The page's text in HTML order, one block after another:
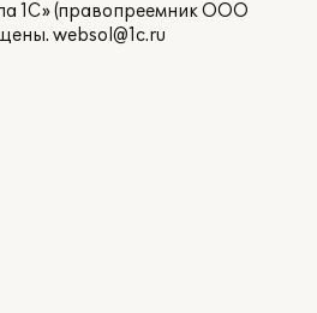
1С» (правопреемник ООО
websol@1c.ru